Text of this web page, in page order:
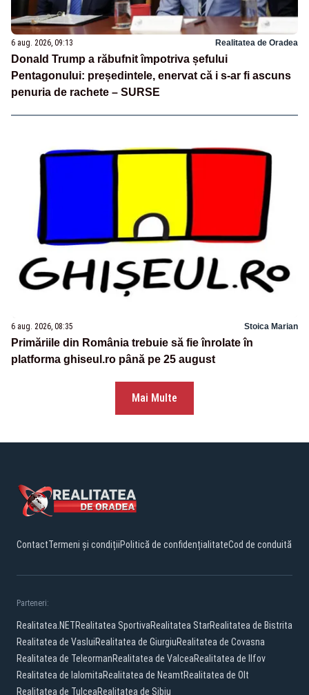
6 aug. 2026, 09:13 Realitatea de Oradea
Donald Trump a răbufnit împotriva șefului
Pentagonului: președintele, enervat că i s-ar fi ascuns
penuria de rachete – SURSE
6 aug. 2026, 08:35 Stoica Marian
Primăriile din România trebuie să fie înrolate în
platforma ghiseul.ro până pe 25 august
Mai Multe
ContactTermeni și condițiiPolitică de confidențialitateCod de conduită
Parteneri:
Realitatea.NETRealitatea SportivaRealitatea StarRealitatea de Bistrita
Realitatea de VasluiRealitatea de GiurgiuRealitatea de Covasna
Realitatea de TeleormanRealitatea de ValceaRealitatea de Ilfov
Realitatea de IalomitaRealitatea de NeamtRealitatea de Olt
Realitatea de TulceaRealitatea de Sibiu